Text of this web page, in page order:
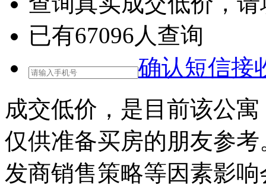
已有67096人查询
确认短信接
成交低价，是目前该公
仅供准备买房的朋友参
发商销售策略等因素影